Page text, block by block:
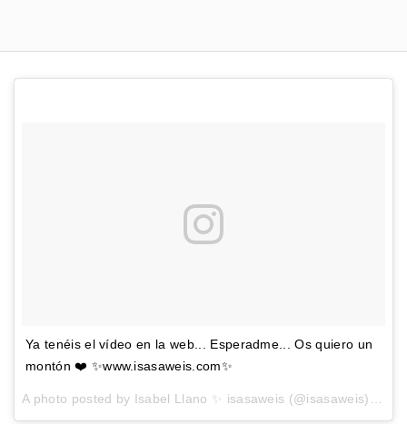
Ya tenéis el vídeo en la web... Esperadme... Os quiero un
montón ❤️ ✨www.isasaweis.com✨
A photo posted by Isabel Llano ✨ isasaweis (@isasaweis) on